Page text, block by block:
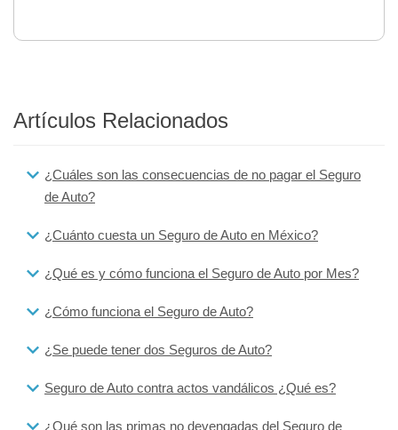
Artículos Relacionados
¿Cuáles son las consecuencias de no pagar el Seguro
de Auto?
¿Cuánto cuesta un Seguro de Auto en México?
¿Qué es y cómo funciona el Seguro de Auto por Mes?
¿Cómo funciona el Seguro de Auto?
¿Se puede tener dos Seguros de Auto?
Seguro de Auto contra actos vandálicos ¿Qué es?
¿Qué son las primas no devengadas del Seguro de